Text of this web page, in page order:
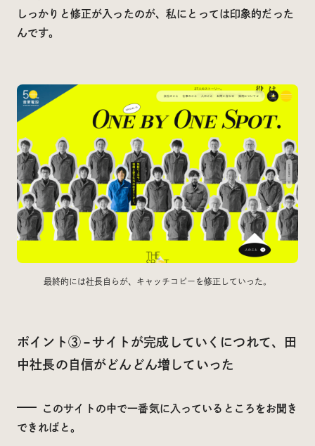
しっかりと修正が入ったのが、私にとっては印象的だった
んです。
最終的には社長自らが、キャッチコピーを修正していった。
ポイント③ – サイトが完成していくにつれて、田
中社長の自信がどんどん増していった
このサイトの中で一番気に入っているところをお聞き
できればと。